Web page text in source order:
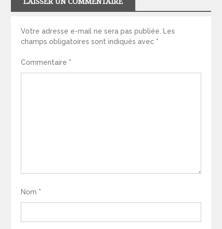
Votre adresse e-mail ne sera pas publiée.
Les
champs obligatoires sont indiqués avec *
Commentaire *
Nom *